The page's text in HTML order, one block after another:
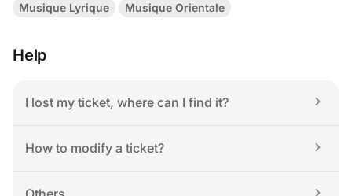
Musique Lyrique
Musique Orientale
Help
I lost my ticket, where can I find it?
How to modify a ticket?